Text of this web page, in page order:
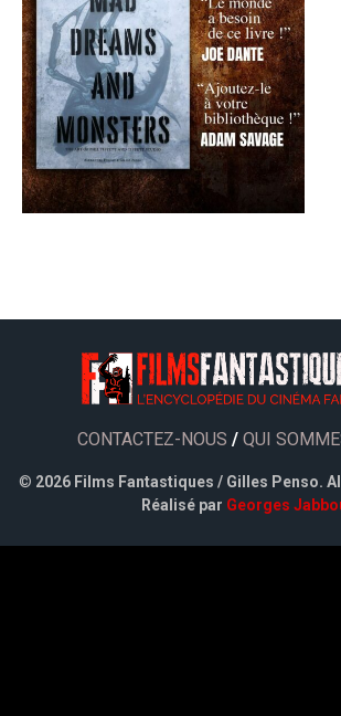
CONTACTEZ-NOUS / QUI
© 2026 Films Fantastiques / Gilles Penso.
Réalisé par Georges